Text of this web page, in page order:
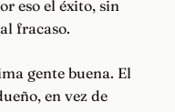
eso el éxito, sin
fracaso.
gente buena. El
en vez de